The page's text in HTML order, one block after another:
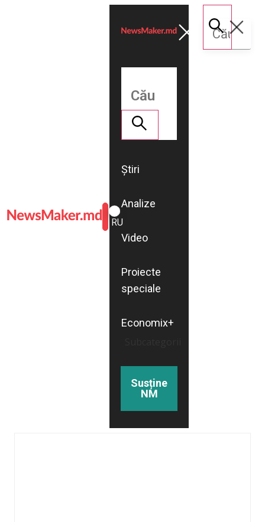
ROMÂNĂ
RU
Știri
Analize
Video
Proiecte
speciale
Economix+
Susține
NM